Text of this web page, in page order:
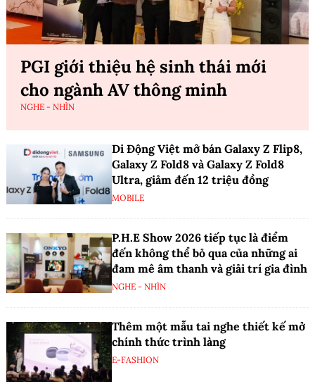
PGI giới thiệu hệ sinh thái mới
cho ngành AV thông minh
NGHE - NHÌN
Di Động Việt mở bán Galaxy Z Flip8,
Galaxy Z Fold8 và Galaxy Z Fold8
Ultra, giảm đến 12 triệu đồng
MOBILE
P.H.E Show 2026 tiếp tục là điểm
đến không thể bỏ qua của những ai
đam mê âm thanh và giải trí gia đình
NGHE - NHÌN
Thêm một mẫu tai nghe thiết kế mở
chính thức trình làng
E-FASHION